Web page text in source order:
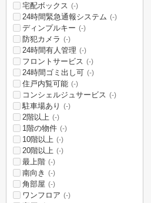
宅配ボックス (-)
24時間緊急通報システム (-)
ディンプルキー (-)
防犯カメラ (-)
24時間有人管理 (-)
フロントサービス (-)
24時間ゴミ出し可 (-)
住戸内覧可能 (-)
コンシェルジュサービス (-)
駐車場あり (-)
2階以上 (-)
1階の物件 (-)
10階以上 (-)
20階以上 (-)
最上階 (-)
南向き (-)
角部屋 (-)
ワンフロア (-)